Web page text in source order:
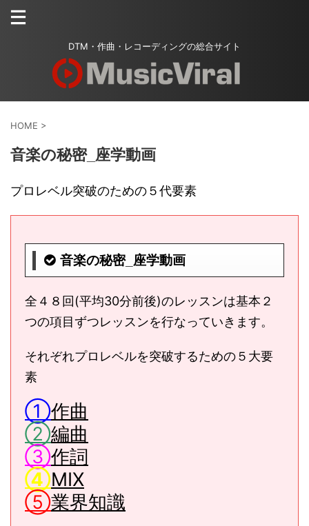
DTM・作曲・レコーディングの総合サイト
HOME >
音楽の秘密_座学動画
プロレベル突破のための５代要素
音楽の秘密_座学動画
全４８回(平均30分前後)のレッスンは基本２
つの項目ずつレッスンを行なっていきます。
それぞれプロレベルを突破するための５大要
素
①作曲
②編曲
③作詞
④MIX
⑤業界知識